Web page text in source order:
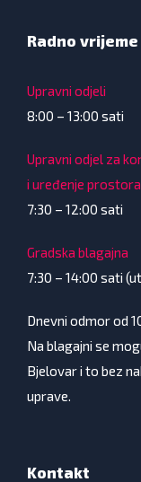
Radno
Upravni odjeli
8:00 – 13:00 sati
Upravni odjel za
i uređenje prostora
7:30 – 12:00 sati
Gradska blagajna
7:30 – 14:00 sati
Dnevni odmor od
Na blagajni se
Bjelovar i to bez
uprave.
Kontakt